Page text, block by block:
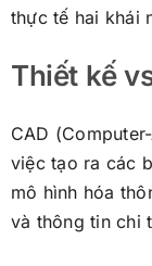
thực tế hai khái
Thiết kế
CAD
việc tạo ra các
mô hình hóa
và thông tin chi